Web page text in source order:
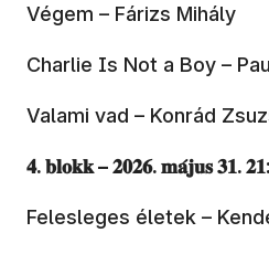
Végem – Fárizs Mihály
Charlie Is Not a Boy –
Valami vad – Konrád
𝟒. 𝐛𝐥𝐨𝐤𝐤 – 𝟐𝟎𝟐𝟔. 𝐦𝐚́𝐣𝐮𝐬 𝟑𝟏.
Felesleges életek –